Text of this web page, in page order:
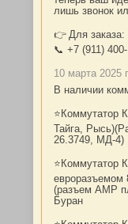
лишь звонок
👉 Для заказа:
📞 +7 (911)
10 марта 2025
В наличии
⭐Коммутатор
Тайга,
26.3749, МД-4)
⭐Коммутатор
евроразъемом
(разъем АМР
Буран